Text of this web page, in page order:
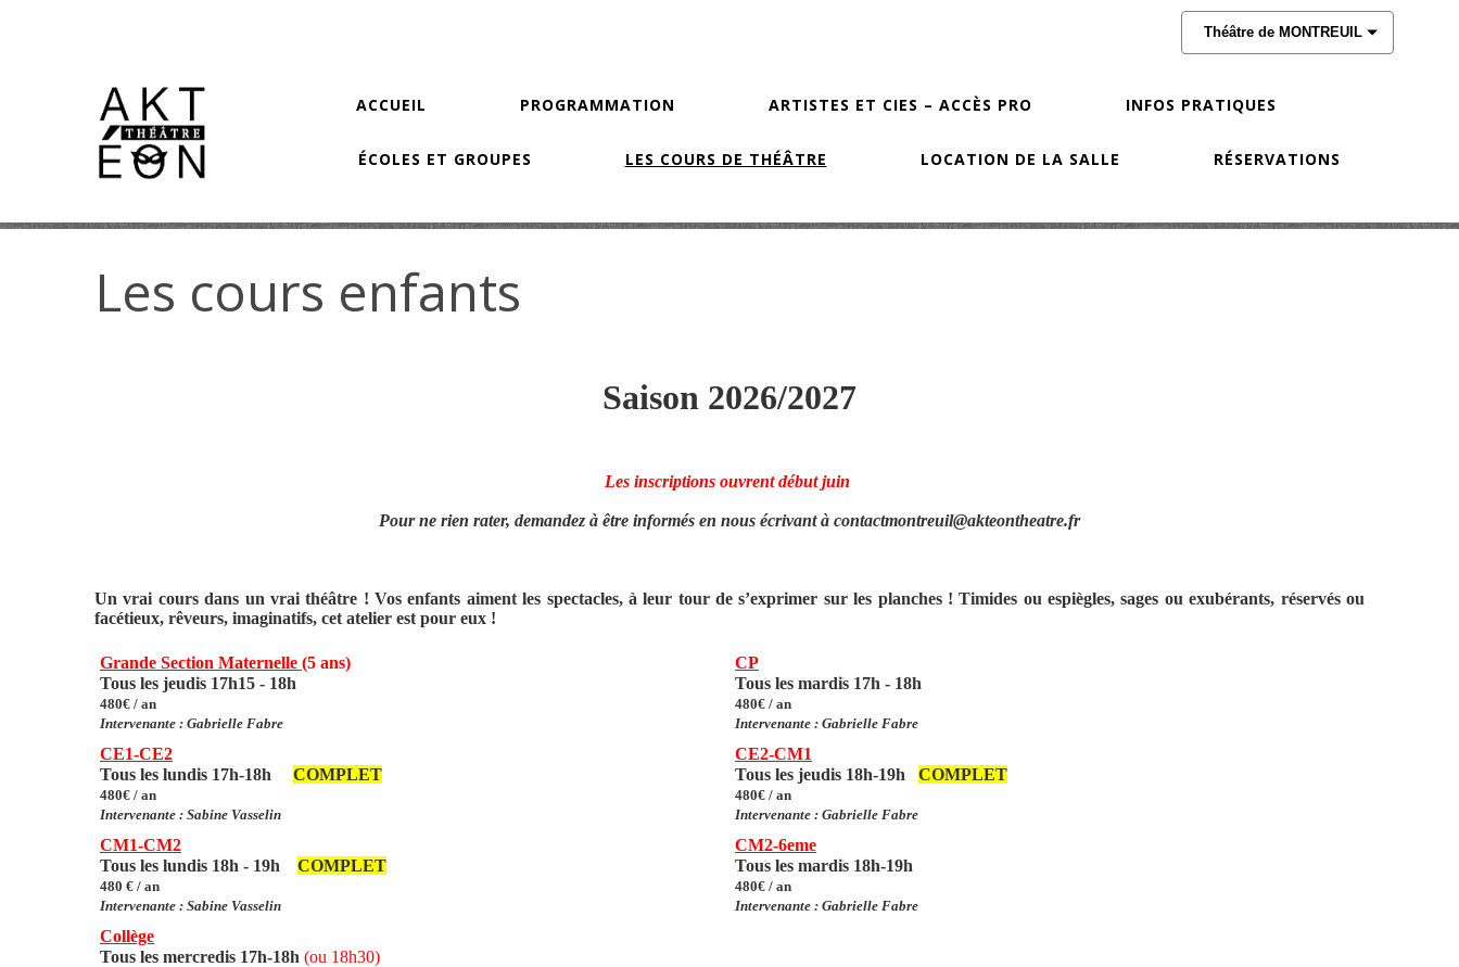
Théâtre de MONTREUIL
ACCUEIL PROGRAMMATION ARTISTES ET CIES – ACCÈS PRO INFOS PRATIQUES
ÉCOLES ET GROUPES LES COURS DE THÉÂTRE LOCATION DE LA SALLE RÉSERVATIONS
Les cours enfants
Saison 2026/2027
Les inscriptions ouvrent début juin
Pour ne rien rater, demandez à être informés en nous écrivant à contactmontreuil@akteontheatre.fr
Un vrai cours dans un vrai théâtre ! Vos enfants aiment les spectacles, à leur tour de s’exprimer sur les planches ! Timides ou espiègles, sages ou exubérants, réservés ou
facétieux, rêveurs, imaginatifs, cet atelier est pour eux !
Grande Section Maternelle (5 ans)
Tous les jeudis 17h15 - 18h
480€ / an
Intervenante : Gabrielle Fabre
CP
Tous les mardis 17h - 18h
480€ / an
Intervenante : Gabrielle Fabre
CE1-CE2
Tous les lundis 17h-18h COMPLET
480€ / an
Intervenante : Sabine Vasselin
CE2-CM1
Tous les jeudis 18h-19h COMPLET
480€ / an
Intervenante : Gabrielle Fabre
CM1-CM2
Tous les lundis 18h - 19h COMPLET
480 € / an
Intervenante : Sabine Vasselin
CM2-6eme
Tous les mardis 18h-19h
480€ / an
Intervenante : Gabrielle Fabre
Collège
Tous les mercredis 17h-18h (ou 18h30)